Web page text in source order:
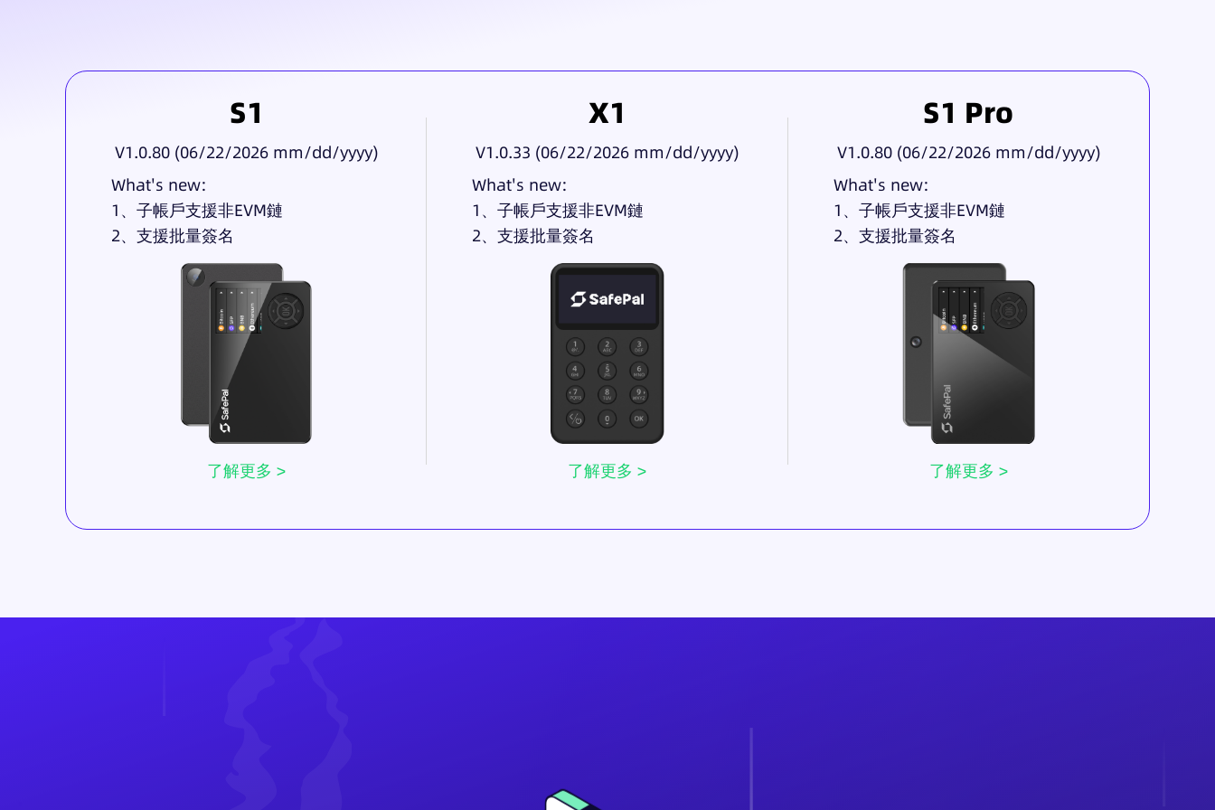
S1
V1.0.80 (06/22/2026 mm/dd/yyyy)
What's new:
1、子帳戶支援非EVM鏈
2、支援批量簽名
了解更多 >
X1
V1.0.33 (06/22/2026 mm/dd/yyyy)
What's new:
1、子帳戶支援非EVM鏈
2、支援批量簽名
了解更多 >
S1 Pro
V1.0.80 (06/22/2026 mm/dd/yyyy)
What's new:
1、子帳戶支援非EVM鏈
2、支援批量簽名
了解更多 >